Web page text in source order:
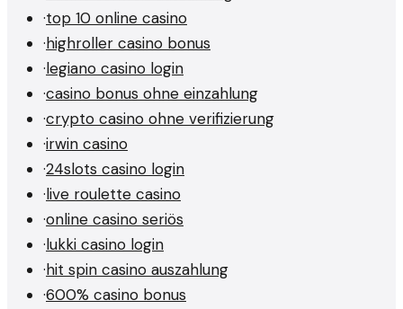
·top 10 online casino
·highroller casino bonus
·legiano casino login
·casino bonus ohne einzahlung
·crypto casino ohne verifizierung
·irwin casino
·24slots casino login
·live roulette casino
·online casino seriös
·lukki casino login
·hit spin casino auszahlung
·600% casino bonus